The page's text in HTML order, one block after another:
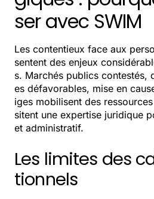
ser avec SWIM
Les contentieux face aux
sentent des enjeux
s. Marchés publics contestés,
es défavorables, mise en
iges mobilisent des
sitent une expertise juridique
et administratif.
Les limites des
tionnels